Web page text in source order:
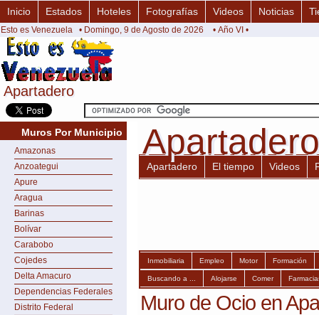
Apartadero
Apartadero
Inicio Estados Hoteles Fotografías Videos Noticias
Esto es Venezuela • Domingo, 9 de Agosto de 2026 • Año VI •
Muros Por Municipio
Amazonas
Anzoategui
Apure
Aragua
Barinas
Bolívar
Carabobo
Cojedes
Delta Amacuro
Dependencias Federales
Distrito Federal
Apartadero
Apartadero El tiempo Videos
Inmobiliaria Empleo Motor Formación
Buscando a ... Alojarse Comer
Muro de Ocio en